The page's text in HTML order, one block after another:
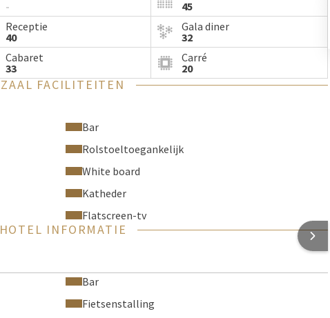
-
45
Receptie
40
Gala diner
32
Cabaret
33
Carré
20
ZAAL FACILITEITEN
Bar
Rolstoeltoegankelijk
White board
Katheder
Flatscreen-tv
HOTEL INFORMATIE
Bar
Fietsenstalling